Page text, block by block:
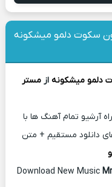
سکوت دلمو میشکونه
دلمو میشکونه ازمستر
آرشیو تمام آهنگ ها با
دانلود مستقیم + متن
Download New Music